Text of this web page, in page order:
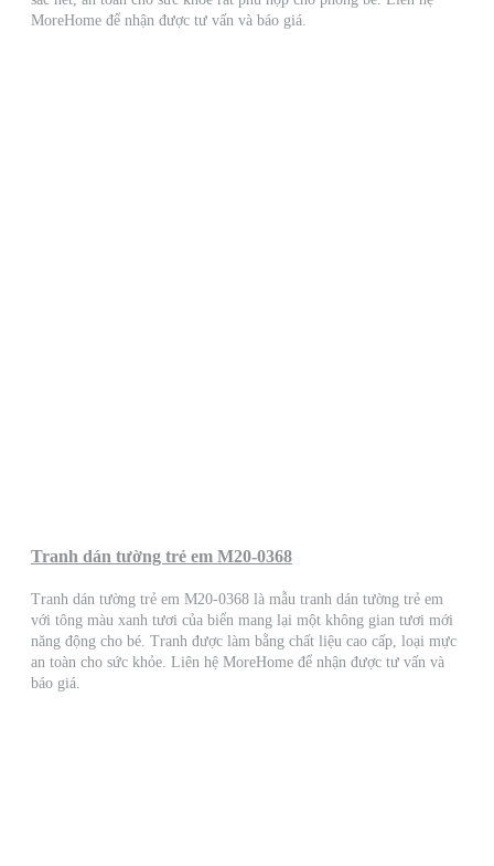
MoreHome để nhận được tư vấn và báo giá.
Tranh dán tường trẻ em M20-0368
Tranh dán tường trẻ em M20-0368 là mẫu tranh dán tường trẻ em
với tông màu xanh tươi của biển mang lại một không gian tươi mới
năng động cho bé. Tranh được làm bằng chất liệu cao cấp, loại mực
an toàn cho sức khỏe. Liên hệ MoreHome để nhận được tư vấn và
báo giá.